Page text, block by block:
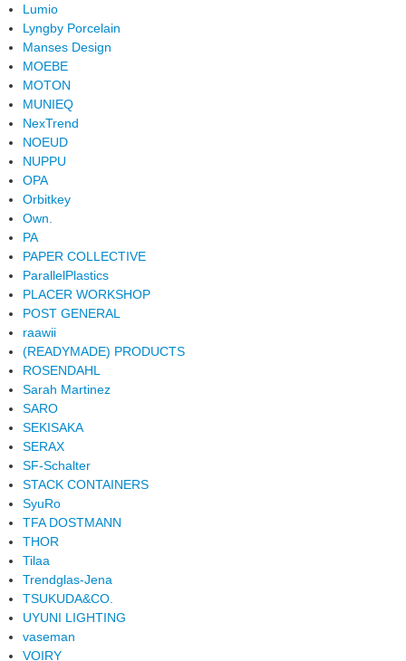
Lumio
Lyngby Porcelain
Manses Design
MOEBE
MOTON
MUNIEQ
NexTrend
NOEUD
NUPPU
OPA
Orbitkey
Own.
PA
PAPER COLLECTIVE
ParallelPlastics
PLACER WORKSHOP
POST GENERAL
raawii
(READYMADE) PRODUCTS
ROSENDAHL
Sarah Martinez
SARO
SEKISAKA
SERAX
SF-Schalter
STACK CONTAINERS
SyuRo
TFA DOSTMANN
THOR
Tilaa
Trendglas-Jena
TSUKUDA&CO.
UYUNI LIGHTING
vaseman
VOIRY